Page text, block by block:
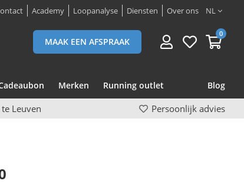
Academy Loopanalyse Diensten Over ons NL
MAAK EEN AFSPRAAK
0
Merken Running outlet Blog
Leuven Persoonlijk advies